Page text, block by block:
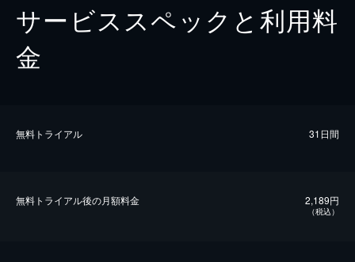
サービススペックと利用料
金
無料トライアル 31日間
無料トライアル後の⽉額料金 2,189円
（税込）